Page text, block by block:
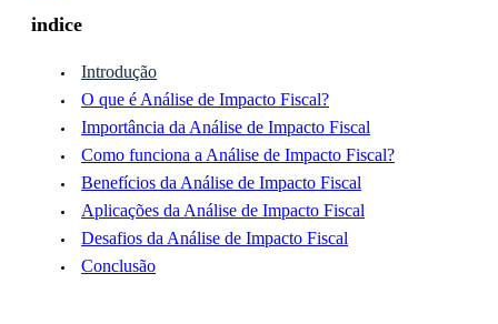
indice
Introdução
O que é Análise de Impacto Fiscal?
Importância da Análise de Impacto Fiscal
Como funciona a Análise de Impacto Fiscal?
Benefícios da Análise de Impacto Fiscal
Aplicações da Análise de Impacto Fiscal
Desafios da Análise de Impacto Fiscal
Conclusão